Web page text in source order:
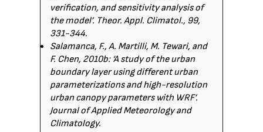
verification, and sensitivity analysis of
the model’. Theor. Appl. Climatol., 99,
331-344.
Salamanca, F., A. Martilli, M. Tewari, and
F. Chen, 2010b: ‘A study of the urban
boundary layer using different urban
parameterizations and high-resolution
urban canopy parameters with WRF’.
Journal of Applied Meteorology and
Climatology.